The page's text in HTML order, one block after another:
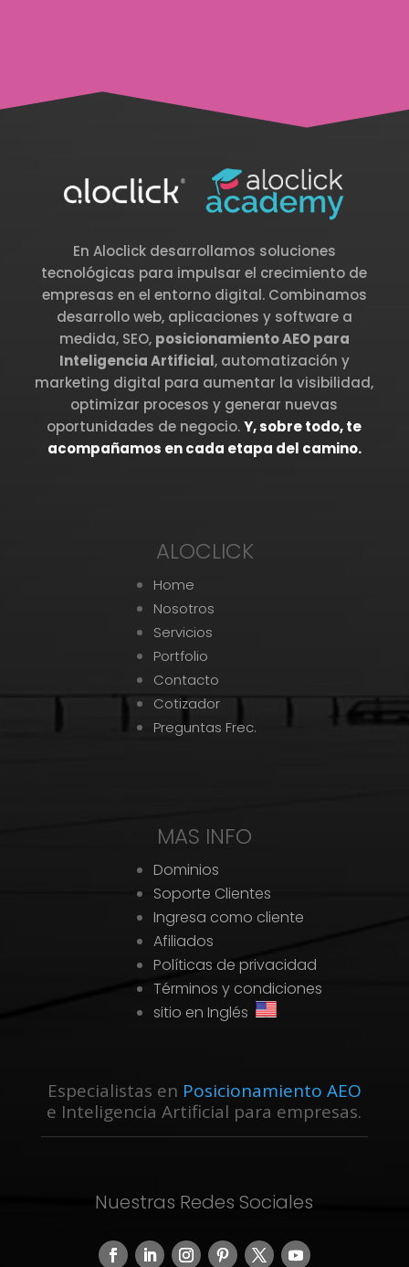
En Aloclick desarrollamos soluciones
tecnológicas para impulsar el crecimiento de
empresas en el entorno digital. Combinamos
desarrollo web, aplicaciones y software a
medida, SEO, posicionamiento AEO para
Inteligencia Artificial, automatización y
marketing digital para aumentar la visibilidad,
optimizar procesos y generar nuevas
oportunidades de negocio.Y, sobre todo, te
acompañamos en cada etapa del camino.
ALOCLICK
Home
Nosotros
Servicios
Portfolio
Contacto
Cotizador
Preguntas Frec.
MAS INFO
Dominios
Soporte Clientes
Ingresa como cliente
Afiliados
Políticas de privacidad
Términos y condiciones
sitio en Inglés
Especialistas en Posicionamiento AEO
e Inteligencia Artificial para empresas.
Nuestras Redes Sociales